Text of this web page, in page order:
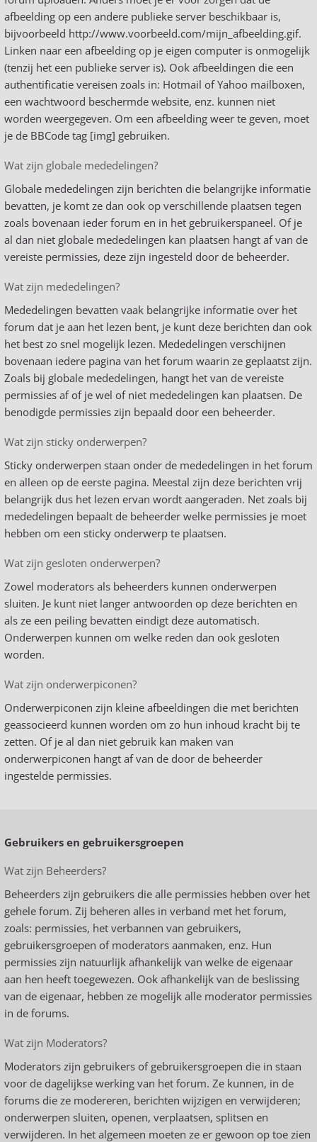
afbeelding op een andere publieke server beschikbaar is,
bijvoorbeeld http://www.voorbeeld.com/mijn_afbeelding.gif.
Linken naar een afbeelding op je eigen computer is onmogelijk
(tenzij het een publieke server is). Ook afbeeldingen die een
authentificatie vereisen zoals in: Hotmail of Yahoo mailboxen,
een wachtwoord beschermde website, enz. kunnen niet
worden weergegeven. Om een afbeelding weer te geven, moet
je de BBCode tag [img] gebruiken.
Wat zijn globale mededelingen?
Globale mededelingen zijn berichten die belangrijke informatie
bevatten, je komt ze dan ook op verschillende plaatsen tegen
zoals bovenaan ieder forum en in het gebruikerspaneel. Of je
al dan niet globale mededelingen kan plaatsen hangt af van de
vereiste permissies, deze zijn ingesteld door de beheerder.
Wat zijn mededelingen?
Mededelingen bevatten vaak belangrijke informatie over het
forum dat je aan het lezen bent, je kunt deze berichten dan ook
het best zo snel mogelijk lezen. Mededelingen verschijnen
bovenaan iedere pagina van het forum waarin ze geplaatst zijn.
Zoals bij globale mededelingen, hangt het van de vereiste
permissies af of je wel of niet mededelingen kan plaatsen. De
benodigde permissies zijn bepaald door een beheerder.
Wat zijn sticky onderwerpen?
Sticky onderwerpen staan onder de mededelingen in het forum
en alleen op de eerste pagina. Meestal zijn deze berichten vrij
belangrijk dus het lezen ervan wordt aangeraden. Net zoals bij
mededelingen bepaalt de beheerder welke permissies je moet
hebben om een sticky onderwerp te plaatsen.
Wat zijn gesloten onderwerpen?
Zowel moderators als beheerders kunnen onderwerpen
sluiten. Je kunt niet langer antwoorden op deze berichten en
als ze een peiling bevatten eindigt deze automatisch.
Onderwerpen kunnen om welke reden dan ook gesloten
worden.
Wat zijn onderwerpiconen?
Onderwerpiconen zijn kleine afbeeldingen die met berichten
geassocieerd kunnen worden om zo hun inhoud kracht bij te
zetten. Of je al dan niet gebruik kan maken van
onderwerpiconen hangt af van de door de beheerder
ingestelde permissies.
Gebruikers en gebruikersgroepen
Wat zijn Beheerders?
Beheerders zijn gebruikers die alle permissies hebben over het
gehele forum. Zij beheren alles in verband met het forum,
zoals: permissies, het verbannen van gebruikers,
gebruikersgroepen of moderators aanmaken, enz. Hun
permissies zijn natuurlijk afhankelijk van welke de eigenaar
aan hen heeft toegewezen. Ook afhankelijk van de beslissing
van de eigenaar, hebben ze mogelijk alle moderator permissies
in de forums.
Wat zijn Moderators?
Moderators zijn gebruikers of gebruikersgroepen die in staan
voor de dagelijkse werking van het forum. Ze kunnen, in de
forums die ze modereren, berichten wijzigen en verwijderen;
onderwerpen sluiten, openen, verplaatsen, splitsen en
verwijderen. In het algemeen moeten ze er gewoon op toe zien